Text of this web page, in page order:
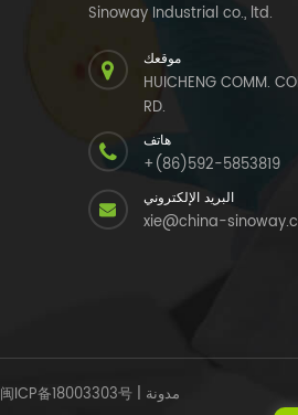
Sinoway Industrial co., ltd.
موقعك
HUICHENG COMM.
RD.
هاتف
+(86)592-5853819
البريد الإلكتروني
xie@china-
闽ICP备18003303号 | مدونة